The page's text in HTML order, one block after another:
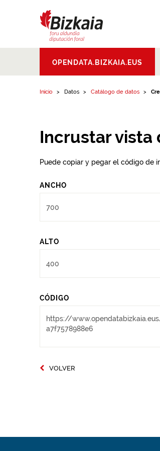
Aldundia.Diputacion
Foral de Bizkaia
OPENDATA.BIZKAIA.EUS
Inicio Datos Catálogo de datos
Incrustar vista
Puede copiar y pegar el código de
ANCHO
ALTO
CÓDIGO
VOLVER